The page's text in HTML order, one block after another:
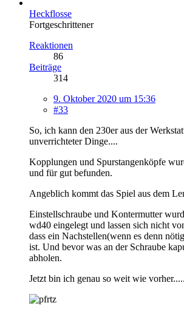
Heckflosse
Fortgeschrittener
Reaktionen
86
Beiträge
314
9. Oktober 2020 um 15:36
#33
So, ich kann den 230er aus der
unverrichteter Dinge....
Kopplungen und Spurstangenköpfe
und für gut befunden.
Angeblich kommt das Spiel aus dem
Einstellschraube und Kontermutter
wd40 eingelegt und lassen sich nicht
dass ein Nachstellen(wenn es denn
ist. Und bevor was an der Schraube
abholen.
Jetzt bin ich genau so weit wie vorher.....